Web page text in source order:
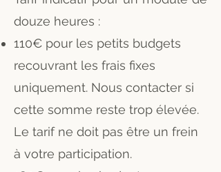
douze heures :
110€ pour les petits budgets
recouvrant les frais fixes
uniquement. Nous contacter si
cette somme reste trop élevée.
Le tarif ne doit pas être un frein
à votre participation.